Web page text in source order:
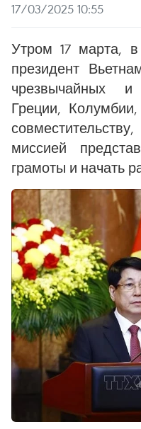
17/03/2025 10:55
Утром 17 марта,
президент
чрезвычайных
Греции,
миссией
грамоты и начать